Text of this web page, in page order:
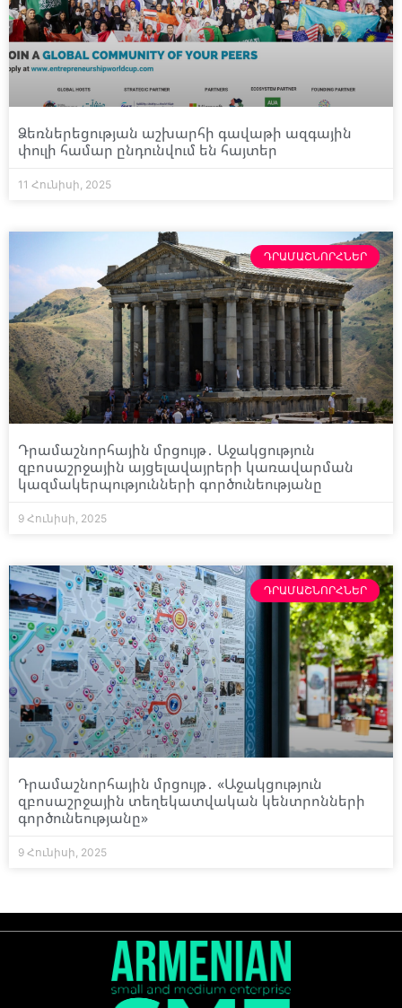
Ձեռներեցության աշխարհի գավաթի ազգային
փուլի համար ընդունվում են հայտեր
11 Հունիսի, 2025
ԴՐԱՄԱՇՆՈՐՀՆԵՐ
Դրամաշնորհային մրցույթ․ Աջակցություն
զբոսաշրջային այցելավայրերի կառավարման
կազմակերպությունների գործունեությանը
9 Հունիսի, 2025
ԴՐԱՄԱՇՆՈՐՀՆԵՐ
Դրամաշնորհային մրցույթ․ «Աջակցություն
զբոսաշրջային տեղեկատվական կենտրոնների
գործունեությանը»
9 Հունիսի, 2025